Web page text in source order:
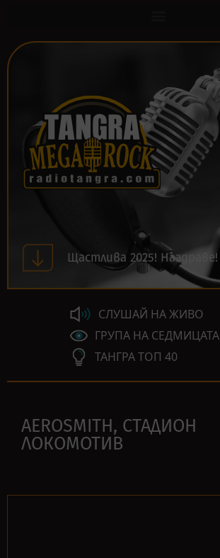
Щастлива 2025! Наздраве!
СЛУШАЙ НА ЖИВО
ГРУПА НА СЕДМИЦАТА
ТАНГРА ТОП 40
AEROSMITH, СТАДИОН
ЛОКОМОТИВ